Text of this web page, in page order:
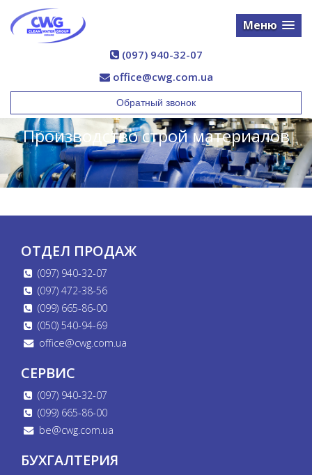
Меню
(097) 940-32-07
office@cwg.com.ua
Обратный звонок
Производство строй материалов
ОТДЕЛ ПРОДАЖ
(097) 940-32-07
(097) 472-38-56
(099) 665-86-00
(050) 540-94-69
office@cwg.com.ua
СЕРВИС
(097) 940-32-07
(099) 665-86-00
be@cwg.com.ua
БУХГАЛТЕРИЯ